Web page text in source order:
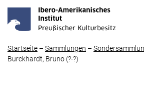
Startseite – Sammlungen –
Burckhardt, Bruno (?-?)